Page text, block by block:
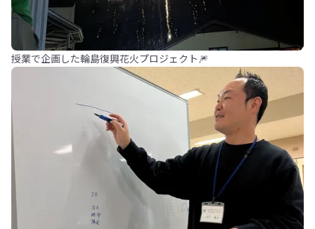
授業で企画した輪島復興花火プロジェクト🎆